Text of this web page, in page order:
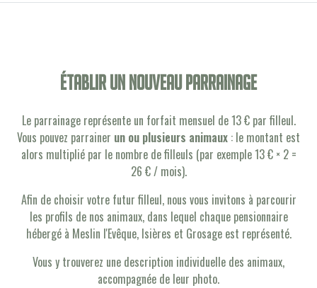
établir un nouveau parrainage
Le parrainage représente un forfait mensuel de 13 € par filleul.
Vous pouvez parrainer un ou plusieurs animaux : le montant est
alors multiplié par le nombre de filleuls (par exemple 13 € × 2 =
26 € / mois).
Afin de choisir votre futur filleul, nous vous invitons à parcourir
les profils de nos animaux, dans lequel chaque pensionnaire
hébergé à Meslin l'Evêque, Isières et Grosage est représenté.
Vous y trouverez une description individuelle des animaux,
accompagnée de leur photo.